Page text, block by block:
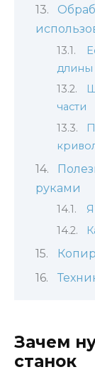
части
руками
Зачем
станок